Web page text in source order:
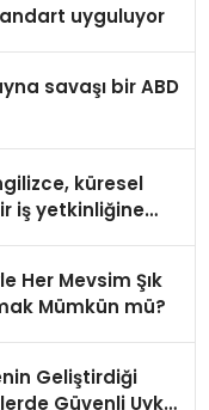
uyguluyor
savaşı bir ABD
küresel
iş yetkinliğine
Her Mevsim Şık
Mümkün mü?
Geliştirdiği
Güvenli Uyku